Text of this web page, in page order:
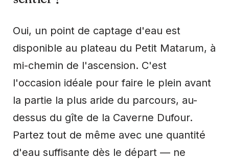
Oui, un point de captage d'eau est
disponible au plateau du Petit Matarum, à
mi-chemin de l'ascension. C'est
l'occasion idéale pour faire le plein avant
la partie la plus aride du parcours, au-
dessus du gîte de la Caverne Dufour.
Partez tout de même avec une quantité
d'eau suffisante dès le départ — ne